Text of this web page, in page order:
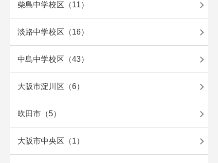
柴島中学校区（11）
淡路中学校区（16）
中島中学校区（43）
大阪市淀川区（6）
吹田市（5）
大阪市中央区（1）